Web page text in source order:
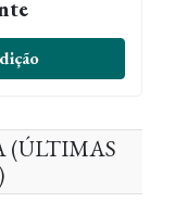
(ÚLTIMAS